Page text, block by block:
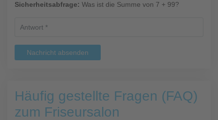
Sicherheitsabfrage: Was ist die Summe von 7 + 99?
Nachricht absenden
Häufig gestellte Fragen (FAQ)
zum Friseursalon